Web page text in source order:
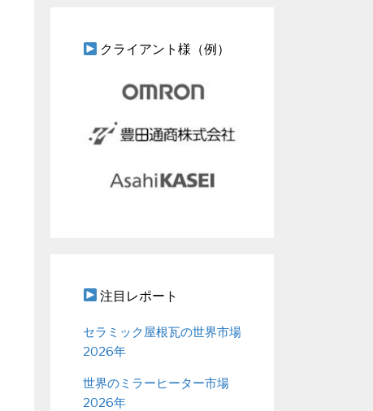
クライアント様（例）
注目レポート
セラミック屋根瓦の世界市場
2026年
世界のミラーヒーター市場
2026年